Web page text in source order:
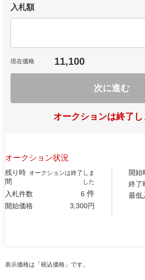
入札額
現在価格 11,100
次に進む
オークションは終了し
オークション状況
残り時
間
オークションは終了しま
した
入札件数 6 件
開始価格 3,300円
開始
終了
最低
表示価格は「税込価格」です。